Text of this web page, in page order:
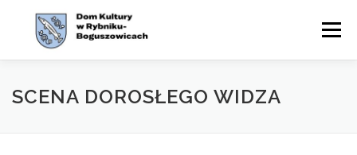
Menu
WYDARZENIA AKTUALNOŚCI ZAJĘCIA
SCENA DOROSŁEGO WIDZA